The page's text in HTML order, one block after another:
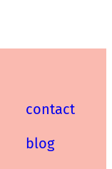
contact
blog